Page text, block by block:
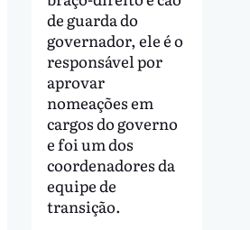
de guarda do
governador, ele é o
responsável por
aprovar
nomeações em
cargos do governo
e foi um dos
coordenadores da
equipe de
transição.